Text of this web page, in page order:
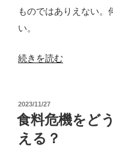
輸
出
の
ものではありえない。
い。
“ア
エ
コ
ロ
続きを読む
投
稿
日:
2023/11/27
食料危機をど
える？